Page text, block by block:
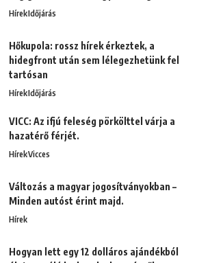
HírekIdőjárás
Hőkupola: rossz hírek érkeztek, a
hidegfront után sem lélegezhetünk fel
tartósan
HírekIdőjárás
VICC: Az ifjú feleség pörkölttel várja a
hazatérő férjét.
HírekVicces
Változás a magyar jogosítványokban –
Minden autóst érint majd.
Hírek
Hogyan lett egy 12 dolláros ajándékból